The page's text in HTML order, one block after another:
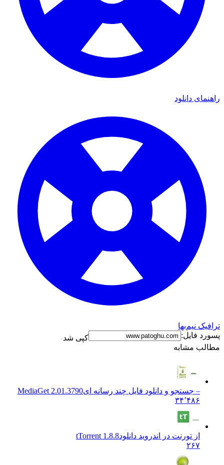
دانلود
نیم‌بها
فایل:
کپی شد
مشابه
– جستجو و دانلود فایل چند رسانه ایMediaGet 2.01.3790
۳۴٬۴۸۶
از تورنت در اندروید دانلود tTorrent 1.8.8
۲۶۷